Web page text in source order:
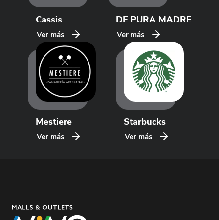
Cassis
Ver más
DE PURA MADRE
Ver más
Mestiere
Ver más
Starbucks
Ver más